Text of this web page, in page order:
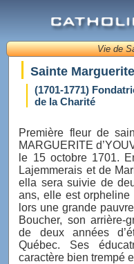
Vie de
Sainte
(1701-1771)
de la Charité
Première fleur de
MARGUERITE
le 15 octobre 1701.
Lajemmerais et de
ella sera suivie de
ans, elle est
lors une grande
Boucher, son arrière-
de deux années
Québec. Ses
caractère bien trempé